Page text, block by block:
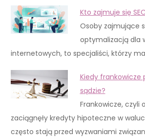
Kto zajmuje się
Osoby zajmujące
optymalizacją dla
internetowych, to specjaliści, którzy
Kiedy frankowicze
sądzie?
Frankowicze, czyli
zaciągnęły kredyty hipoteczne w
często stają przed wyzwaniami